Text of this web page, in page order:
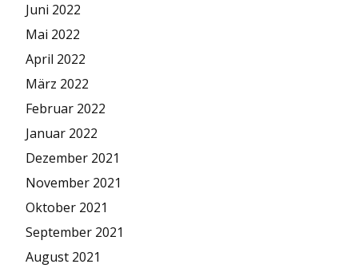
Juni 2022
Mai 2022
April 2022
März 2022
Februar 2022
Januar 2022
Dezember 2021
November 2021
Oktober 2021
September 2021
August 2021